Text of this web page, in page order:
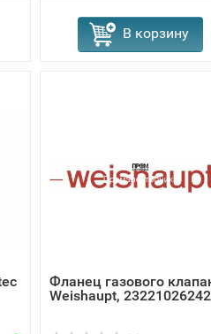
В корзину
Фланец газового
Weishaupt, 23221026242